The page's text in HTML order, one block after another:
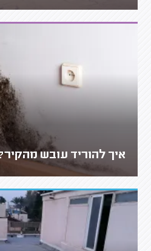
איך להוריד עובש